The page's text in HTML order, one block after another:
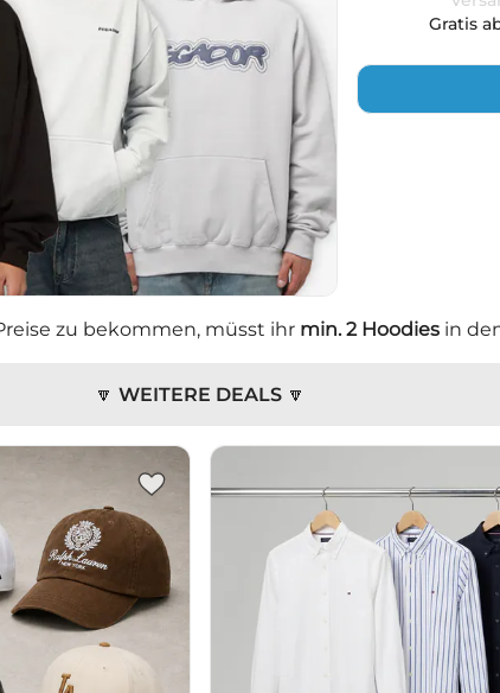
Gratis
zu bekommen, müsst ihr min. 2 Hoodies in
🔽 WEITERE DEALS 🔽